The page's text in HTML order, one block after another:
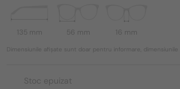
135 mm 56 mm 16 mm
Dimensiunile afișate sunt doar pentru informare, dimensiunile
Stoc epuizat